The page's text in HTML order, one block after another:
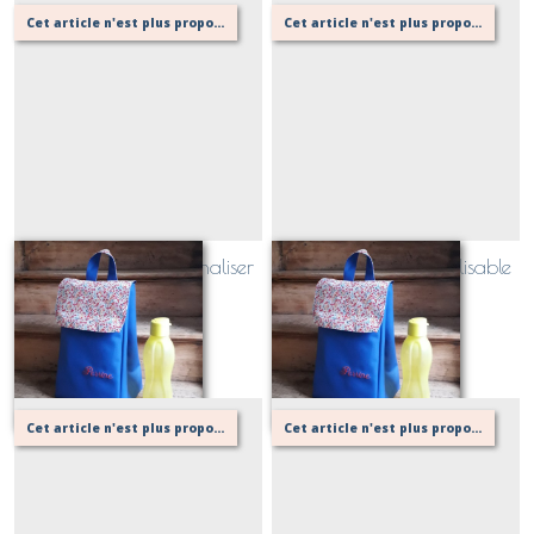
Cet article n'est plus proposé, retournez au menu principal ou contactez moi!
Lunch bag à personnaliser
Sur demande
Cet article n'est plus proposé, retournez au menu principal ou contactez moi!
Lunch bag personnalisable
Sur demande
Cet article n'est plus proposé, retournez au menu principal ou contactez moi! Cet article n'est plus proposé, retournez au menu principal ou contactez moi!